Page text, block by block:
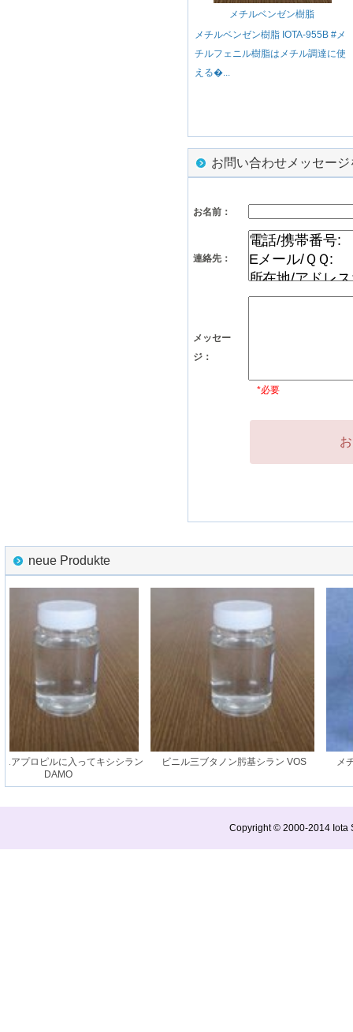
メチルベンゼン樹脂
メチルベンゼン樹脂 IOTA-955B #メ
チルフェニル樹脂はメチル調達に使
える�...
お問い合わせメッセー
お名前：
連絡先：
メッセー
ジ：
*必要
neue Produkte
アプロピルに入ってキシシラン
DAMO
ビニル三ブタノン肟基シラン VOS メ
Copyright © 2000-2014 Iota